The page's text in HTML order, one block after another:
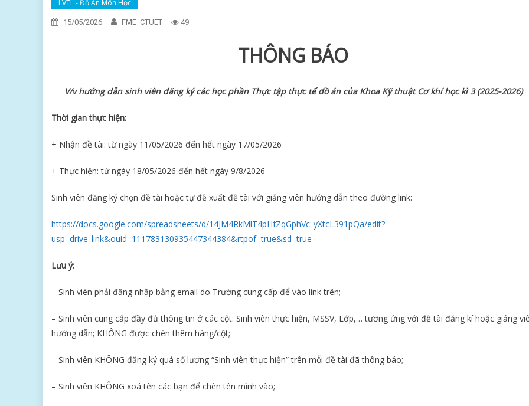
LVTL - Đồ Án Môn Học
15/05/2026 FME_CTUET 49
THÔNG BÁO
V/v hướng dẫn sinh viên đăng ký các học phần Thực tập thực tế đồ án của Khoa Kỹ thuật Cơ khí học kì 3 (2025-2026)
Thời gian thực hiện:
+ Nhận đề tài: từ ngày 11/05/2026 đến hết ngày 17/05/2026
+ Thực hiện: từ ngày 18/05/2026 đến hết ngày 9/8/2026
Sinh viên đăng ký chọn đề tài hoặc tự đề xuất đề tài với giảng viên hướng dẫn theo đường link:
https://docs.google.com/spreadsheets/d/14JM4RkMlT4pHfZqGphVc_yXtcL391pQa/edit?
usp=drive_link&ouid=111783130935447344384&rtpof=true&sd=true
Lưu ý:
– Sinh viên phải đăng nhập bằng email do Trường cung cấp để vào link trên;
– Sinh viên cung cấp đầy đủ thông tin ở các cột: Sinh viên thực hiện, MSSV, Lớp,… tương ứng với đề tài đăng kí hoặc giảng
hướng dẫn; KHÔNG được chèn thêm hàng/cột;
– Sinh viên KHÔNG đăng ký quá số lượng “Sinh viên thực hiện” trên mỗi đề tài đã thông báo;
– Sinh viên KHÔNG xoá tên các bạn để chèn tên mình vào;